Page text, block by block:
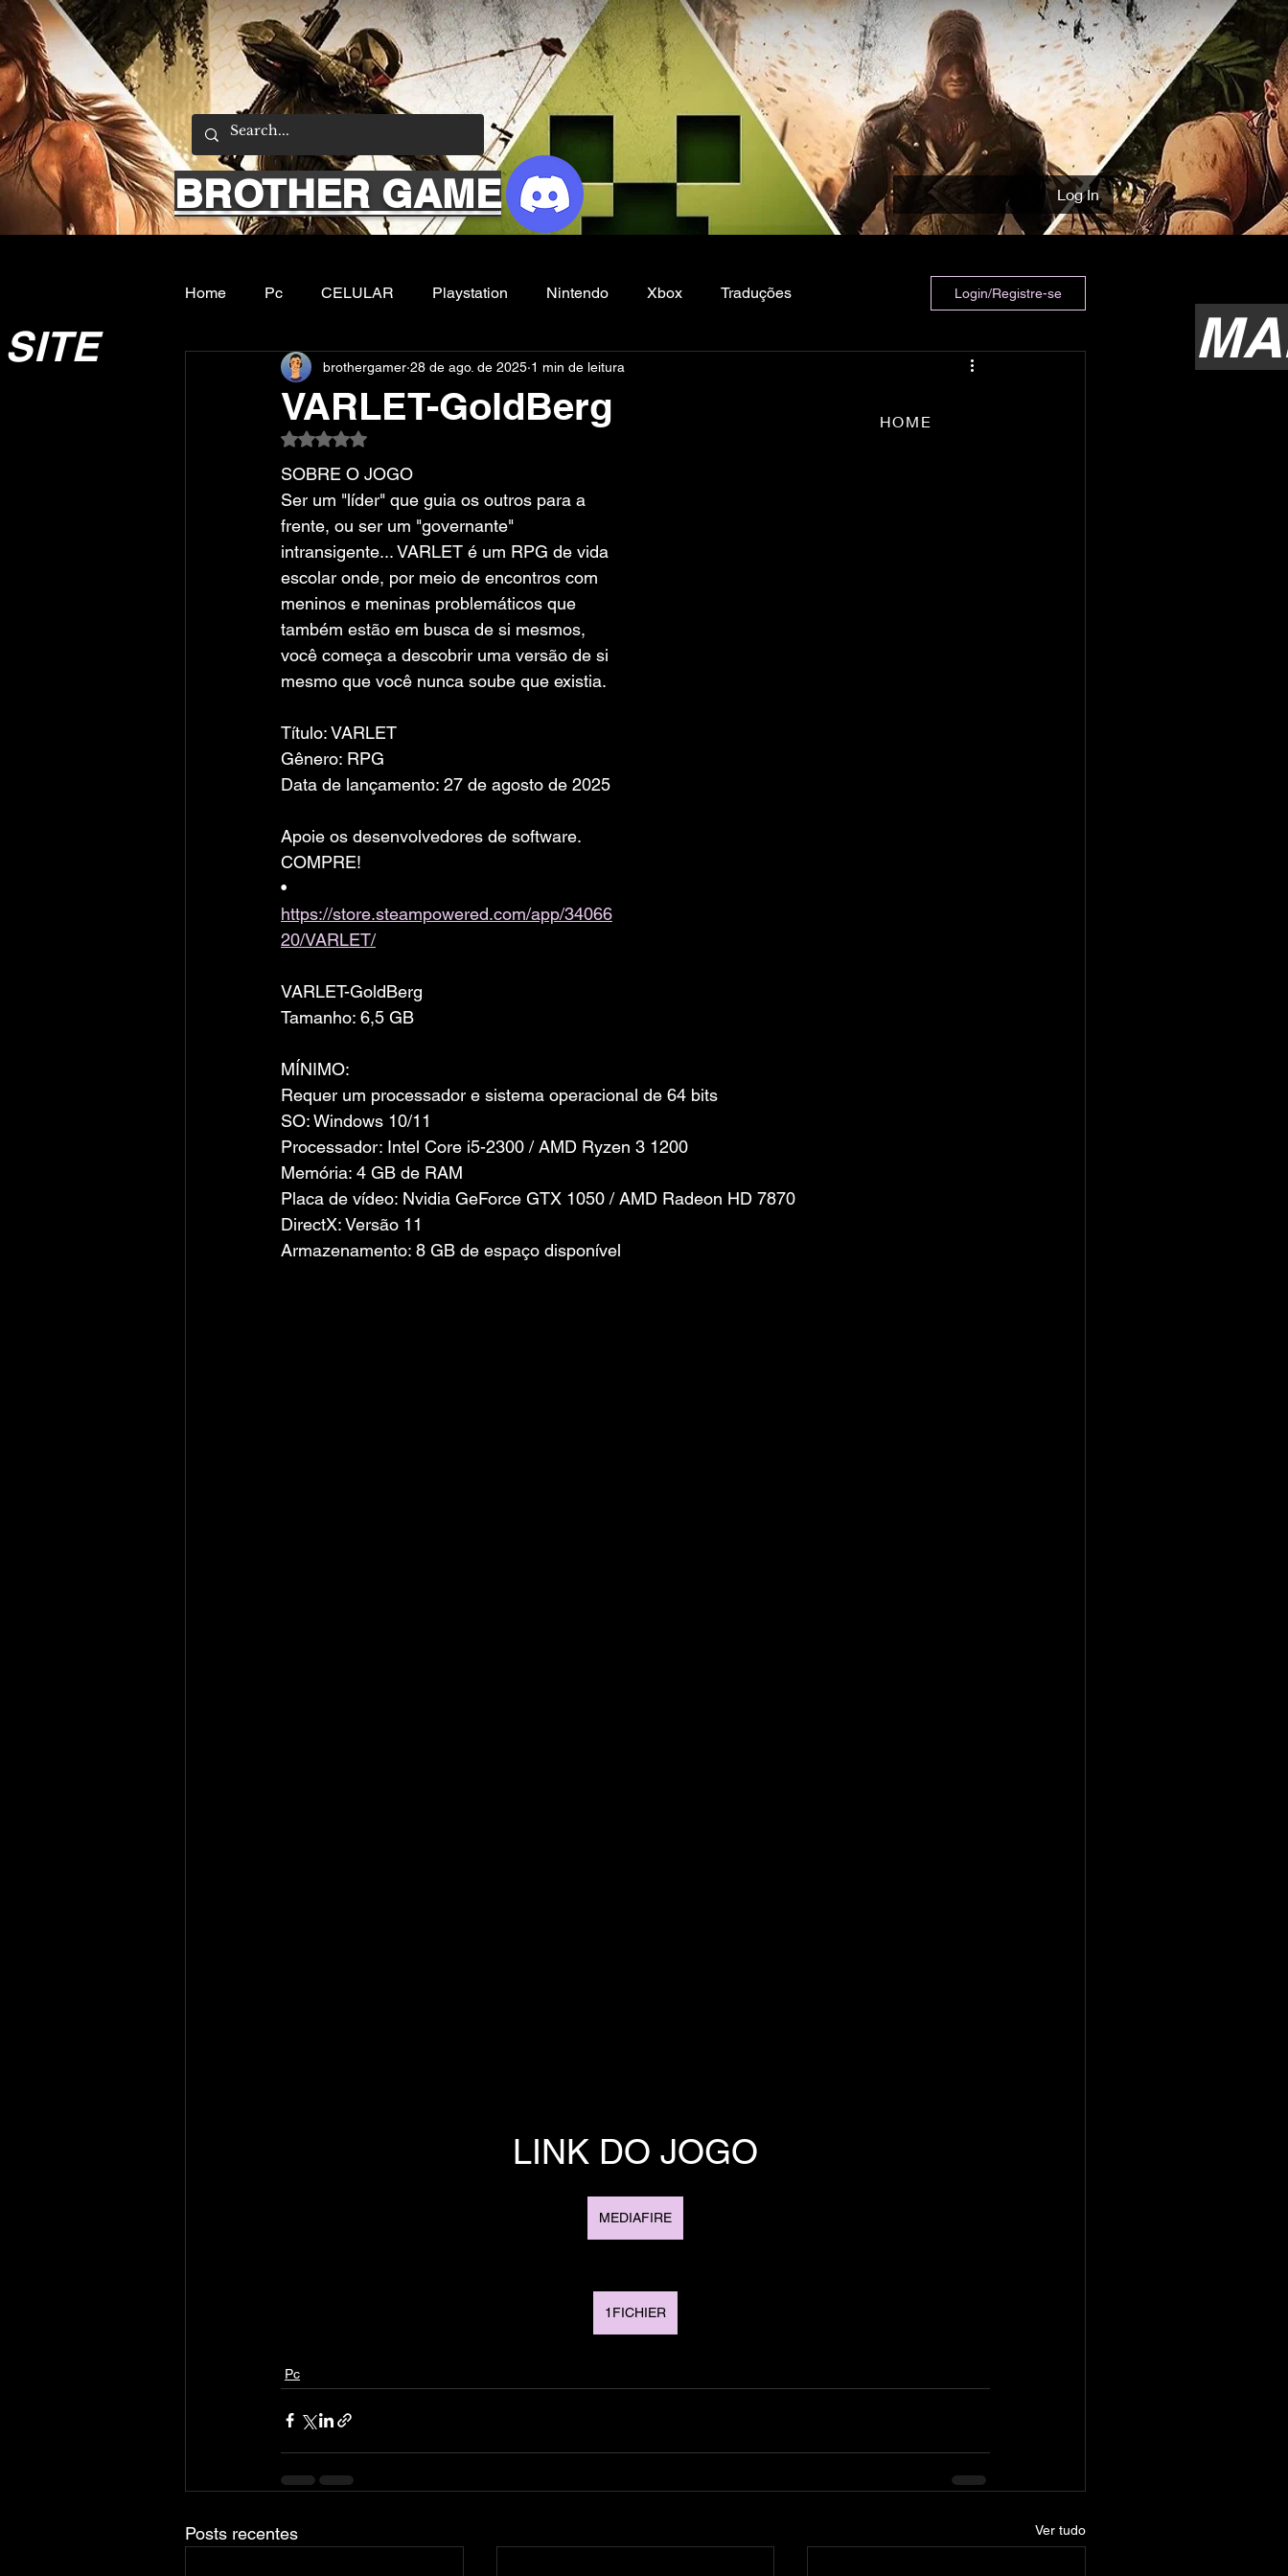
BROTHER GAME Log In
Home Pc CELULAR Playstation Nintendo Xbox Traduções
Emuladores Sobre nos Filmes e Series Noticias
Login/Registre-se
VARLET-GoldBerg
brothergamer 28 de ago. de 2025 1 min de leitura
Avaliado com NaN de 5 estrelas.
SOBRE O JOGO
Ser um "líder" que guia os outros para a
frente, ou ser um "governante"
intransigente... VARLET é um RPG de vida
escolar onde, por meio de encontros com
meninos e meninas problemáticos que
também estão em busca de si mesmos,
você começa a descobrir uma versão de si
mesmo que você nunca soube que existia.
Título: VARLET
Gênero: RPG
Data de lançamento: 27 de agosto de 2025
Apoie os desenvolvedores de software.
COMPRE!
•
https://store.steampowered.com/app/34066
20/VARLET/
VARLET-GoldBerg
Tamanho: 6,5 GB
MÍNIMO:
Requer um processador e sistema operacional de 64 bits
SO: Windows 10/11
Processador: Intel Core i5-2300 / AMD Ryzen 3 1200
Memória: 4 GB de RAM
Placa de vídeo: Nvidia GeForce GTX 1050 / AMD Radeon HD 7870
DirectX: Versão 11
Armazenamento: 8 GB de espaço disponível
LINK DO JOGO
MEDIAFIRE
1FICHIER
Pc
Posts recentes Ver tudo
HOME